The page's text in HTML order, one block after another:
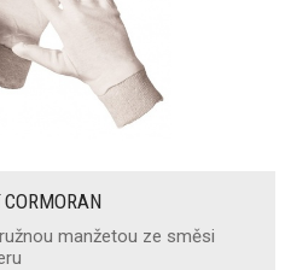
manžetou ze směsi